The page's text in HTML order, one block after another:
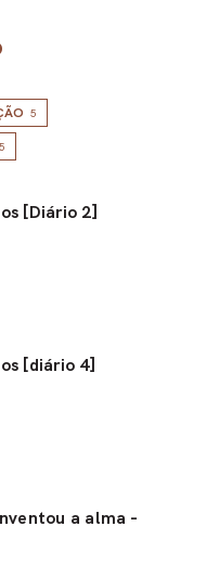
5
5
[Diário 2]
[diário 4]
a alma -